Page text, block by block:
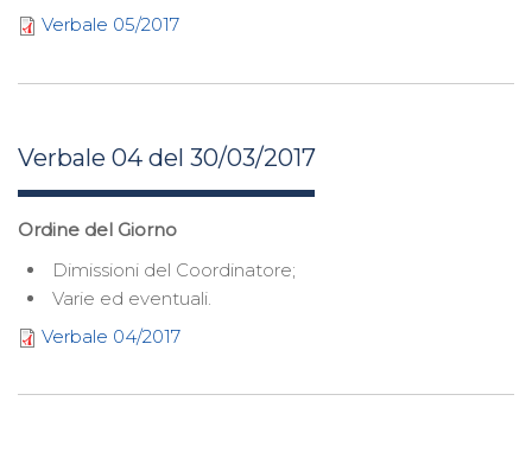
Verbale 05/2017
Verbale 04 del 30/03/2017
Ordine del Giorno
Dimissioni del Coordinatore;
Varie ed eventuali.
Verbale 04/2017